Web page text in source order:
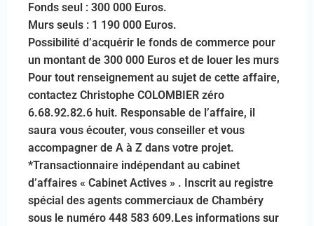
Fonds seul : 300 000 Euros.
Murs seuls : 1 190 000 Euros.
Possibilité d’acquérir le fonds de commerce pour
un montant de 300 000 Euros et de louer les murs
Pour tout renseignement au sujet de cette affaire,
contactez Christophe COLOMBIER zéro
6.68.92.82.6 huit. Responsable de l’affaire, il
saura vous écouter, vous conseiller et vous
accompagner de A à Z dans votre projet.
*Transactionnaire indépendant au cabinet
d’affaires « Cabinet Actives » . Inscrit au registre
spécial des agents commerciaux de Chambéry
sous le numéro 448 583 609.Les informations sur